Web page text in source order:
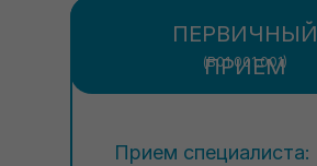
Прием специалиста:
ПЕРВИЧНЫЙ
ПРИЕМ
(В01.001.001)